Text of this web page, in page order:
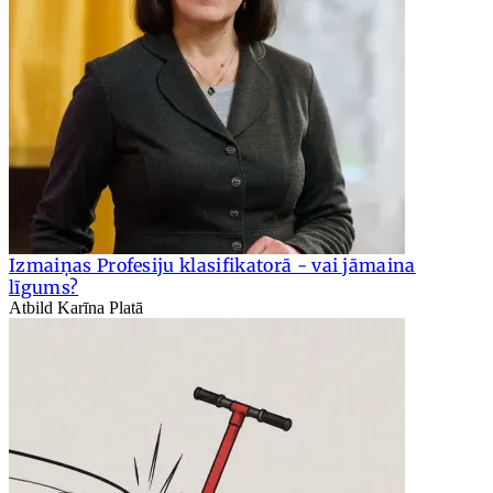
Izmaiņas Profesiju klasifikatorā - vai jāmaina
līgums?
Atbild Karīna Platā